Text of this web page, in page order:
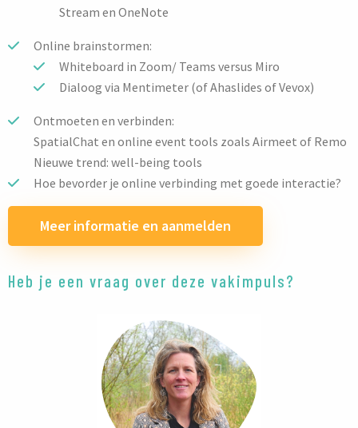
Stream en OneNote
Online brainstormen:
Whiteboard in Zoom/ Teams versus Miro
Dialoog via Mentimeter (of Ahaslides of Vevox)
Ontmoeten en verbinden:
SpatialChat en online event tools zoals Airmeet of Remo
Nieuwe trend: well-being tools
Hoe bevorder je online verbinding met goede interactie?
Meer informatie en aanmelden
Heb je een vraag over deze vakimpuls?